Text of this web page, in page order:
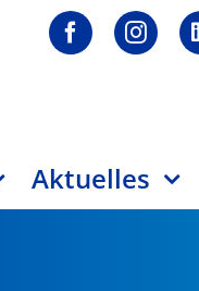
Aktuelles